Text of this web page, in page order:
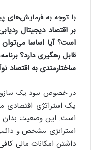
با توجه به فرمایش‌های
بر اقتصاد دیجیتال
است؟ آیا اساسا
ساختارمندی به اقتصاد
در خصوص نبود یک
یک استراتژی اقتصادی
است. این وضعیت بدان
استراتژی مشخص و
داشتن امکانات مالی